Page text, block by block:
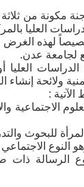
مكونة من
العليا
لجامعة عدن.
ولائحة إنشاء
للبحوث
الاجتماعي
ذات